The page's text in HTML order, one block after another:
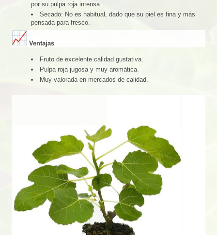
por su pulpa roja intensa.
Secado: No es habitual, dado que su piel es fina y más
pensada para fresco.
Ventajas
Fruto de excelente calidad gustativa.
Pulpa roja jugosa y muy aromática.
Muy valorada en mercados de calidad.